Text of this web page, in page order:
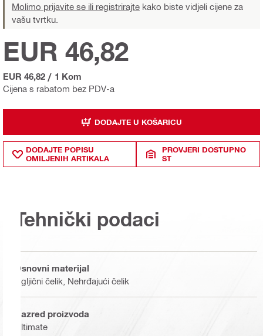
Molimo prijavite se ili registrirajte kako biste vidjeli cijene za
vašu tvrtku.
Cijena s rabatom bez PDV-a
EUR 46,82
EUR 46,82 / 1 Kom
DODAJTE U KOŠARICU
DODAJTE POPISU
OMILJENIH ARTIKALA
PROVJERI DOSTUPNO
ST
Tehnički podaci
Osnovni materijal
Ugljični čelik, Nehrđajući čelik
Razred proizvoda
Ultimate